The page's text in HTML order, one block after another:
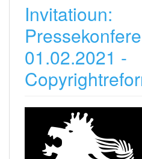
Invitatioun:
01.02.2021 -